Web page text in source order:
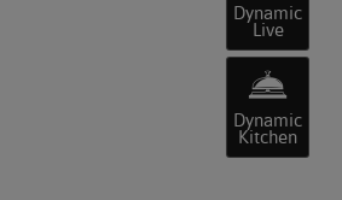
Dynamic
Live
Dynamic
Kitchen